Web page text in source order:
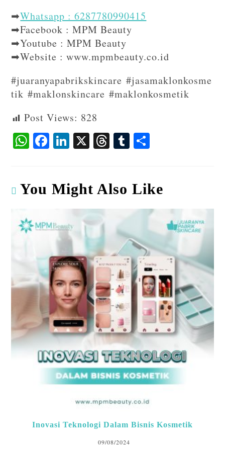
➡Whatsapp : 6287780990415
➡Facebook : MPM Beauty
➡Youtube : MPM Beauty
➡Website : www.mpmbeauty.co.id
#juaranyapabrikskincare #jasamaklonkosme
tik #maklonskincare #maklonkosmetik
Post Views: 828
W
A
p
F
o
k
Li
dI
n
X T
ds
T
bl
r
You Might Also Like
Inovasi Teknologi Dalam Bisnis Kosmetik
09/08/2024